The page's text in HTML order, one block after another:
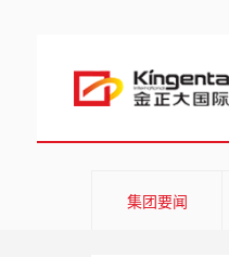
集团要闻